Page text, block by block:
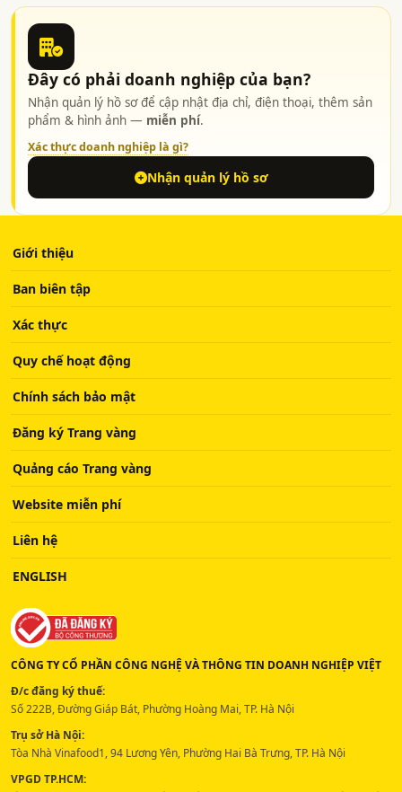
Đây có phải doanh nghiệp của bạn?
Nhận quản lý hồ sơ để cập nhật địa chỉ, điện thoại, thêm sản
phẩm & hình ảnh — miễn phí.
Xác thực doanh nghiệp là gì?
Nhận quản lý hồ sơ
Giới thiệu
Ban biên tập
Xác thực
Quy chế hoạt động
Chính sách bảo mật
Đăng ký Trang vàng
Quảng cáo Trang vàng
Website miễn phí
Liên hệ
ENGLISH
CÔNG TY CỔ PHẦN CÔNG NGHỆ VÀ THÔNG TIN DOANH NGHIỆP VIỆT
Đ/c đăng ký thuế:
Số 222B, Đường Giáp Bát, Phường Hoàng Mai, TP. Hà Nội
Trụ sở Hà Nội:
Tòa Nhà Vinafood1, 94 Lương Yên, Phường Hai Bà Trưng, TP. Hà Nội
VPGD TP.HCM: